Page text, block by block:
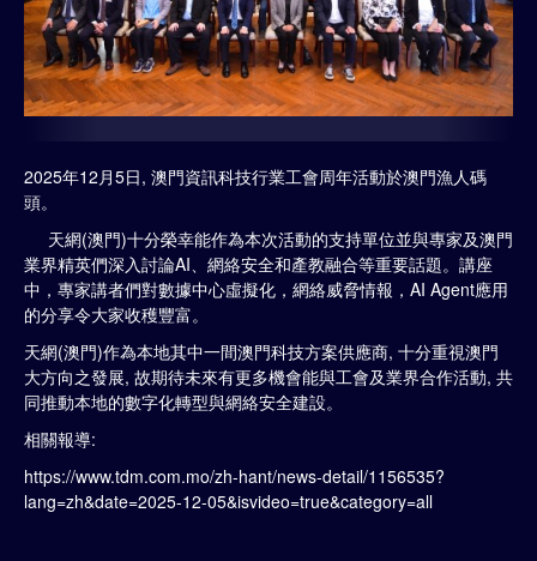
2025年12月5日, 澳門資訊科技行業工會周年活動於澳門漁人碼
頭。
天網(澳門)十分榮幸能作為本次活動的支持單位並與專家及澳門
業界精英們深入討論AI、網絡安全和產教融合等重要話題。講座
中，專家講者們對數據中心虛擬化，網絡威脅情報，AI Agent應用
的分享令大家收穫豐富。
天網(澳門)作為本地其中一間澳門科技方案供應商, 十分重視澳門
大方向之發展, 故期待未來有更多機會能與工會及業界合作活動, 共
同推動本地的數字化轉型與網絡安全建設。
相關報導:
https://www.tdm.com.mo/zh-hant/news-detail/1156535?
lang=zh&date=2025-12-05&isvideo=true&category=all